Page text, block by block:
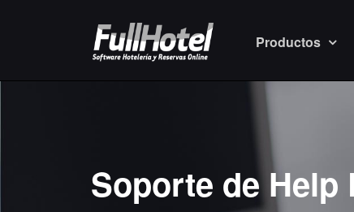
Productos
Soporte de Help